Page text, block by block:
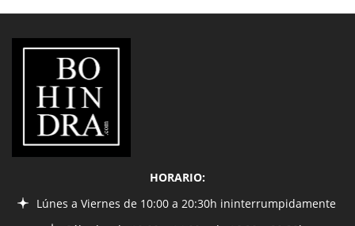
BOHINDRA
Lúnes a Viernes de 10:00 a 20:30h ininterrumpidamente
Sábados de 10:00 a 14:00 y de 16:30 a 20:30h